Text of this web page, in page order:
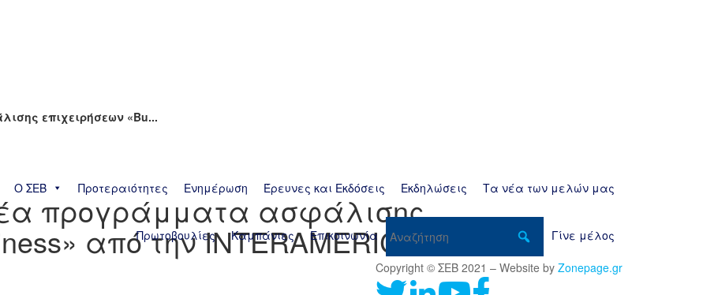
Ο ΣΕΒ Προτεραιότητες Ενημέρωση Έρευνες και Εκδόσεις Εκδηλώσεις Τα νέα των μελών μας
Πρωτοβουλίες Καμπάνιες Επικοινωνία Γίνε μέλος
Copyright © ΣΕΒ 2021 – Website by Zonepage.gr
επιχειρήσεων «Bu...
προγράμματα ασφάλισης
από την INTERAMERICAN